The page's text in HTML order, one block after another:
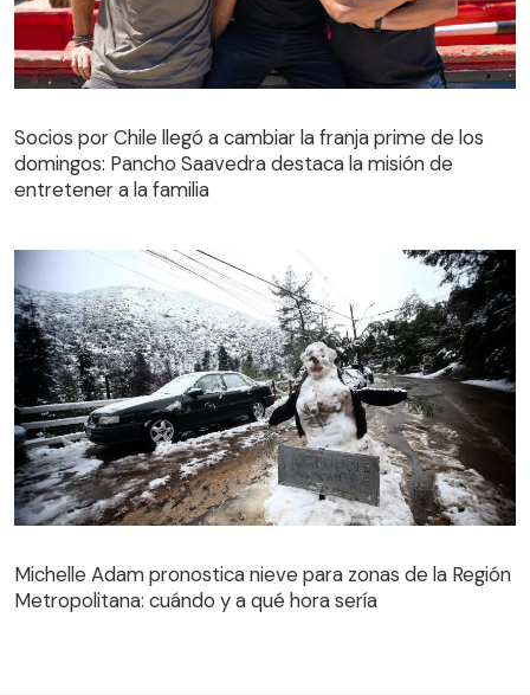
Socios por Chile llegó a cambiar la franja prime de los
domingos: Pancho Saavedra destaca la misión de
entretener a la familia
Metropolitana: cuándo y a qué hora sería
Michelle Adam pronostica nieve para zonas de la Región
Metropolitana: cuándo y a qué hora sería